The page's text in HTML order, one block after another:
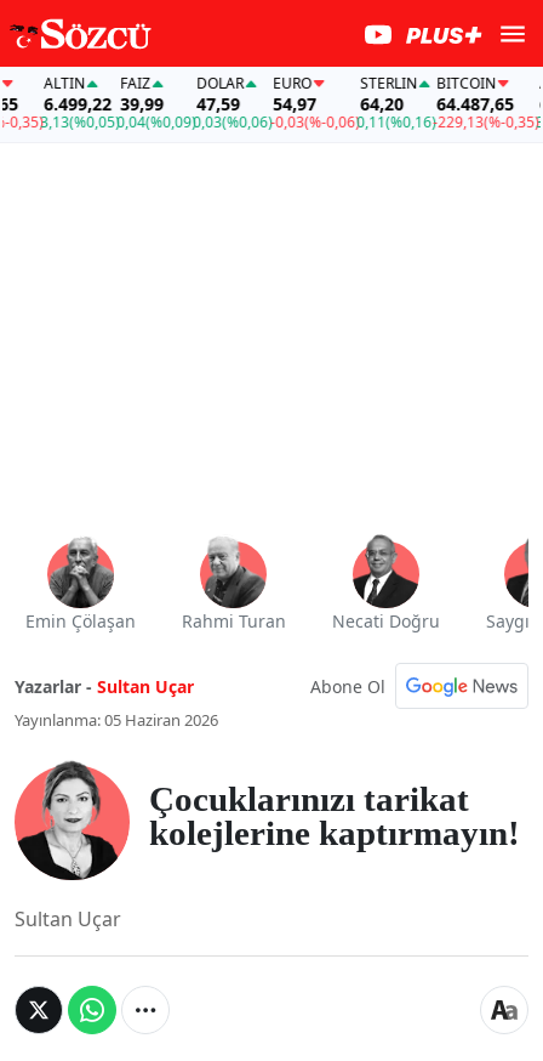
ALTIN
6.499,22
3,13(%0,05)
FAİZ
39,99
0,04(%0,09)
DOLAR
47,59
0,03(%0,06)
EURO
54,97
-0,03(%-0,06)
STERLIN
64,20
0,11(%0,16)
BITCOIN
64.487,65
-229,13(%-0,35)3,13
Emin Çölaşan Rahmi Turan Necati Doğru Saygı
Yazarlar - Sultan Uçar Abone Ol
Yayınlanma: 05 Haziran 2026
Çocuklarınızı tarikat
kolejlerine kaptırmayın!
Sultan Uçar